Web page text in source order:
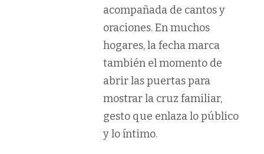
acompañada de cantos y
oraciones. En muchos
hogares, la fecha marca
también el momento de
abrir las puertas para
mostrar la cruz familiar,
gesto que enlaza lo público
y lo íntimo.